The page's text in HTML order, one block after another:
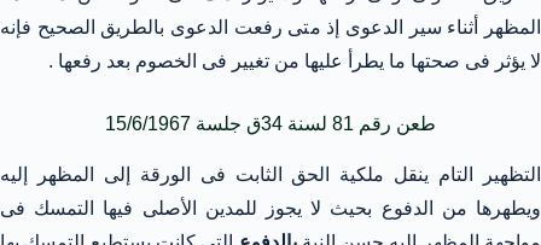
المظهر أثناء سير الدعوى إذ متى رفعت الدعوى بالطريق الصحيح فإنه
لا يؤثر فى صحتها ما يطرأ عليها من تغيير فى الخصوم بعد رفعها .
طعن رقم 81 لسنة 34ق جلسة 15/6/1967
التظهير التام ينقل ملكية الحق الثابت فى الورقة إلى المظهر إليه
ويطهرها من الدفوع بحيث لا يجوز للمدين الأصلى فيها التمسك فى